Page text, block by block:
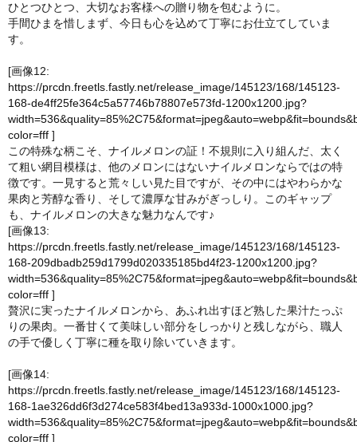
ひとつひとつ、大切なお客様への贈り物を包むように。
手間ひまを惜しまず、今日も心を込めて丁寧にお仕立てしていま
す。
[画像12:
https://prcdn.freetls.fastly.net/release_image/145123/168/145123-
168-de4ff25fe364c5a57746b78807e573fd-1200x1200.jpg?
color=fff ]
この特殊な柄こそ、ナイルメロンの証！不規則に入り組んだ、太く
て粗い網目模様は、他のメロンにはないナイルメロンならではの特
徴です。一見すると荒々しい見た目ですが、その中にはやわらかな
果肉と芳醇な香り、そして濃厚な甘みがぎっしり。このギャップ
も、ナイルメロンの大きな魅力なんです♪
[画像13:
https://prcdn.freetls.fastly.net/release_image/145123/168/145123-
168-209dbadb259d1799d020335185bd4f23-1200x1200.jpg?
color=fff ]
贅沢に実ったナイルメロンから、あふれ出すほど熟した果汁たっぷ
りの果肉。一番甘くて美味しい部分をしっかりと残しながら、職人
の手で優しく丁寧に種を取り除いていきます。
[画像14:
https://prcdn.freetls.fastly.net/release_image/145123/168/145123-
168-1ae326dd6f3d274ce583f4bed13a933d-1000x1000.jpg?
color=fff ]